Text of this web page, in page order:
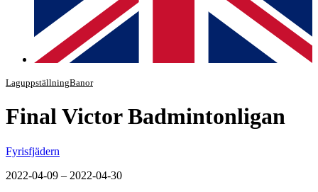
LaguppställningBanor
Final Victor Badmintonligan
Fyrisfjädern
2022-04-09 – 2022-04-30